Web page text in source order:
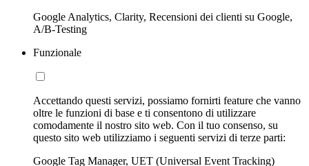
Google Analytics, Clarity, Recensioni dei clienti su Google,
A/B-Testing
Funzionale
Accettando questi servizi, possiamo fornirti feature che vanno
oltre le funzioni di base e ti consentono di utilizzare
comodamente il nostro sito web. Con il tuo consenso, su
questo sito web utilizziamo i seguenti servizi di terze parti:
Google Tag Manager, UET (Universal Event Tracking)